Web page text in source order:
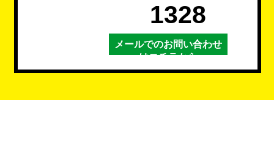
1328
メールでのお問い合わせ
はコチラから